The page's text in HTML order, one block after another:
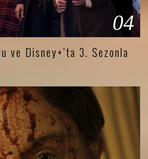
04
ve Disney+’ta 3. Sezonla